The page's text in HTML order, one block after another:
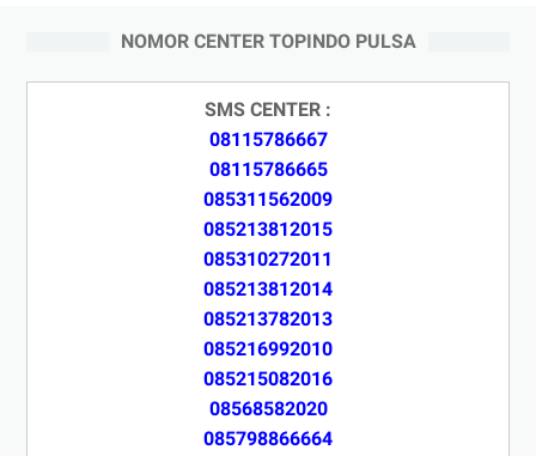
NOMOR CENTER TOPINDO PULSA
SMS CENTER :
08115786667
08115786665
085311562009
085213812015
085310272011
085213812014
085213782013
085216992010
085215082016
08568582020
085798866664